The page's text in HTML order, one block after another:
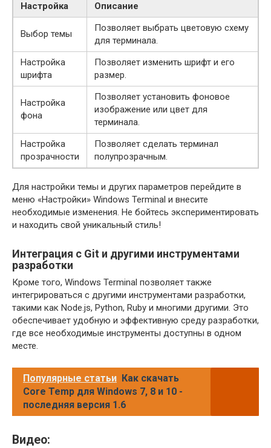
Настройка Описание
Выбор темы
Позволяет выбрать цветовую схему
для терминала.
Настройка
шрифта
Позволяет изменить шрифт и его
размер.
Настройка
фона
Позволяет установить фоновое
изображение или цвет для
терминала.
Настройка
прозрачности
Позволяет сделать терминал
полупрозрачным.
Для настройки темы и других параметров перейдите в
меню «Настройки» Windows Terminal и внесите
необходимые изменения. Не бойтесь экспериментировать
и находить свой уникальный стиль!
Интеграция с Git и другими инструментами
разработки
Кроме того, Windows Terminal позволяет также
интегрироваться с другими инструментами разработки,
такими как Node.js, Python, Ruby и многими другими. Это
обеспечивает удобную и эффективную среду разработки,
где все необходимые инструменты доступны в одном
месте.
Популярные статьи Как скачать
Core Temp для Windows 7, 8 и 10 -
последняя версия 1.6
Видео: